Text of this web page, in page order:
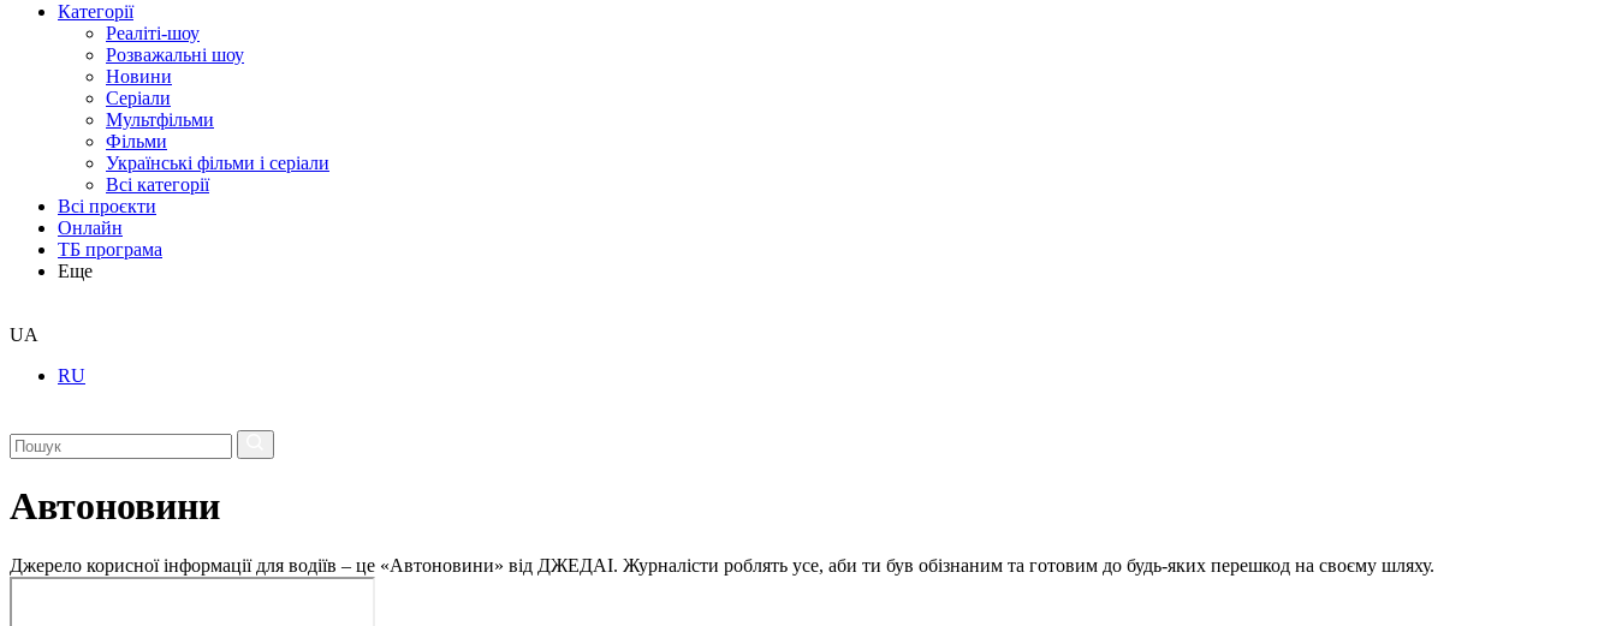
Категорії
Реаліті-шоу
Розважальні шоу
Новини
Серіали
Мультфільми
Фільми
Українські фільми і серіали
Всі категорії
Всі проєкти
Онлайн
ТБ програма
Еще
UA
RU
Автоновини
Джерело корисної інформації для водіїв – це «Автоновини» від ДЖЕДАІ. Журналісти роблять усе, аби ти був обізнаним та готовим до будь-яких перешкод на своєму шляху.